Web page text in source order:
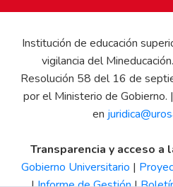
Institución de educación
vigilancia del
Resolución 58 del 16 de
por el Ministerio de Gobierno.
en
Transparencia y acceso a
Gobierno Universitario |